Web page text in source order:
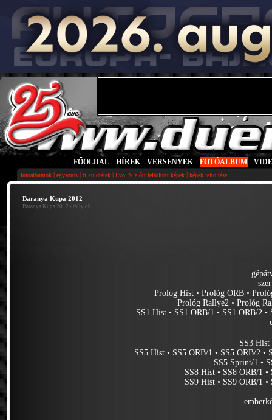
FŐOLDAL HÍREK VERSENYEK FOTÓALBUM
fotoalbumok | egysoros | ti küldtétek | Evo IV előtt feltöltött képek | képek feltöltése
Baranya Kupa 2012
Baranya Kupa 2012 • rally ob
Prológ Hist •Prológ ORB •
Prológ Rallye2 •Prológ
SS1 Hist • SS1 ORB/1 • SS1 ORB/2 •
SS3 Hist
SS5 Hist • SS5 ORB/1 • SS5 ORB/2 •
SS5 Sprint/1 •
SS8 Hist • SS8 ORB/1 •
SS9 Hist • SS9 ORB/1 •